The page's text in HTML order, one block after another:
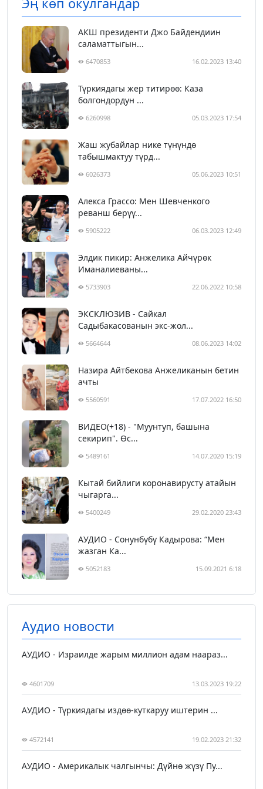
АКШ президенти Джо Байдендиин
саламаттыгын...
6470853 16.02.2023 13:40
Түркиядагы жер титирөө: Каза
болгондордун ...
6260998 05.03.2023 17:54
Жаш жубайлар нике түнүндө
табышмактуу түрд...
6026373 05.06.2023 10:51
Алекса Грассо: Мен Шевченкого
реванш берүү...
5905222 06.03.2023 12:49
Элдик пикир: Анжелика Айчүрөк
Иманалиеваны...
5733903 22.06.2022 10:58
ЭКСКЛЮЗИВ - Сайкал
Садыбакасованын экс-жол...
5664644 08.06.2023 14:02
Назира Айтбекова Анжеликанын бетин
ачты
5560591 17.07.2022 16:50
ВИДЕО(+18) - "Муунтуп, башына
секирип". Өс...
5489161 14.07.2020 15:19
Кытай бийлиги коронавирусту атайын
чыгарга...
5400249 29.02.2020 23:43
АУДИО - Сонунбүбү Кадырова: “Мен
жазган Ка...
5052183 15.09.2021 6:18
Аудио новости
АУДИО - Израилде жарым миллион адам наараз...
4601709 13.03.2023 19:22
АУДИО - Түркиядагы издөө-куткаруу иштерин ...
4572141 19.02.2023 21:32
АУДИО - Америкалык чалгынчы: Дүйнө жүзү Пу...